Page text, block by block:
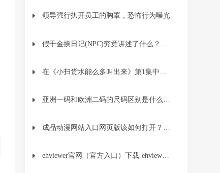
领导强行扒开员工的胸罩，恐怖行为曝光